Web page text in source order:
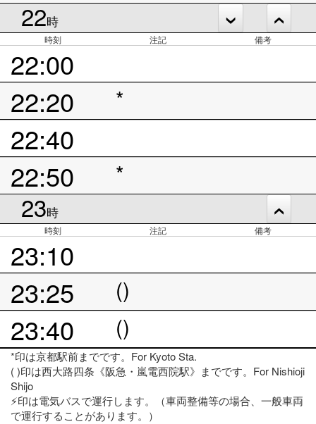
22時
時刻 注記 備考
22:00
22:20
*
22:40
22:50
*
23時
時刻 注記 備考
23:10
23:25
()
23:40 ()
*印は京都駅前までです。For Kyoto Sta.
( )印は西大路四条《阪急・嵐電西院駅》までです。For Nishioji
Shijo
⚡印は電気バスで運行します。（車両整備等の場合、一般車両
で運行することがあります。）